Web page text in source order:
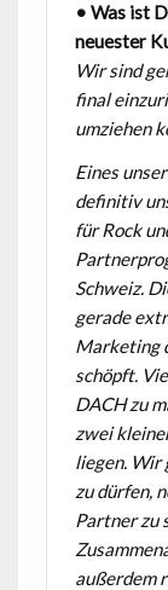
• Was ist
neuester
Wir sind
final
umziehen
Eines
definitiv
für Rock
Schweiz.
gerade
Marketing
schöpft.
DACH zu
zwei
liegen. Wir
zu dürfen,
Partner zu
außerdem